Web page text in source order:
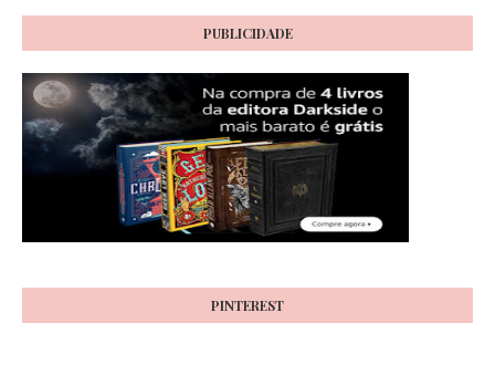
PUBLICIDADE
PINTEREST